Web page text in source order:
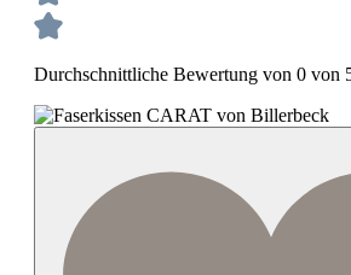
Durchschnittliche Bewertung von 0 von